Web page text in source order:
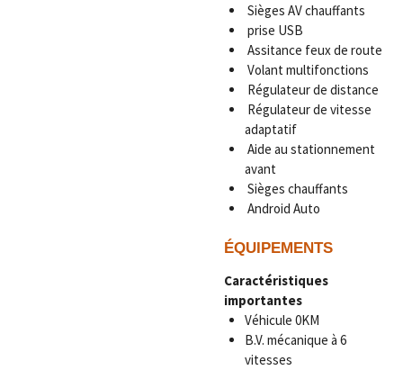
Sièges AV chauffants
prise USB
Assitance feux de route
Volant multifonctions
Régulateur de distance
Régulateur de vitesse
adaptatif
Aide au stationnement
avant
Sièges chauffants
Android Auto
ÉQUIPEMENTS
Caractéristiques
importantes
Véhicule 0KM
B.V. mécanique à 6
vitesses